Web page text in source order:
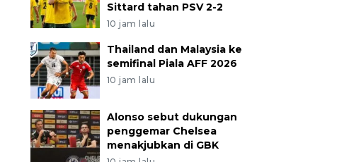
Sittard tahan PSV 2-2
10 jam lalu
Thailand dan Malaysia ke
semifinal Piala AFF 2026
10 jam lalu
Alonso sebut dukungan
penggemar Chelsea
menakjubkan di GBK